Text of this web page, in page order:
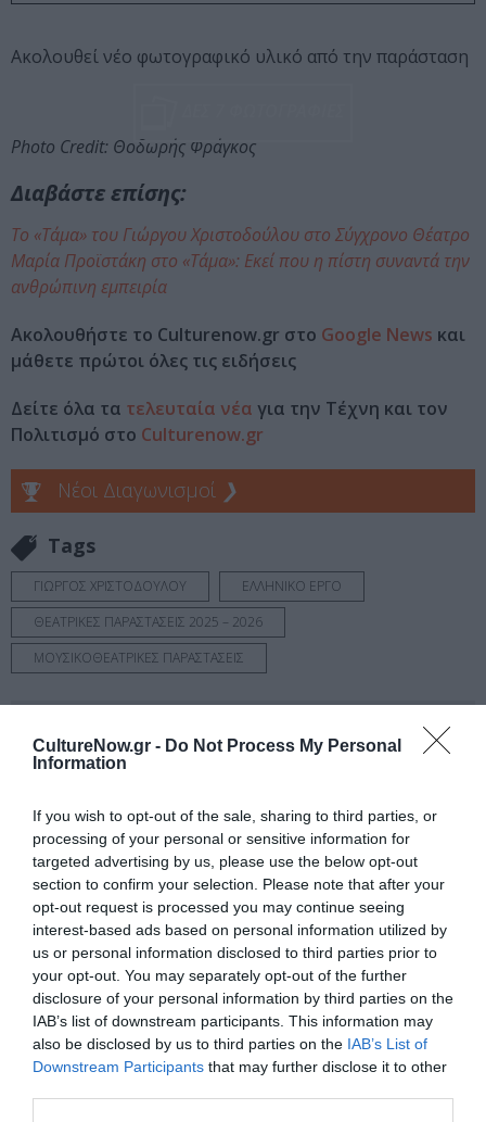
CultureNow.gr - Do Not Process My Personal
Information
If you wish to opt-out of the sale, sharing to third parties, or
processing of your personal or sensitive information for
targeted advertising by us, please use the below opt-out
section to confirm your selection. Please note that after your
opt-out request is processed you may continue seeing
interest-based ads based on personal information utilized by
us or personal information disclosed to third parties prior to
your opt-out. You may separately opt-out of the further
disclosure of your personal information by third parties on the
IAB’s list of downstream participants. This information may
also be disclosed by us to third parties on the IAB’s List of
Downstream Participants that may further disclose it to other
Ακολουθεί νέο φωτογραφικό υλικό από την παράσταση
Photo Credit: Θοδωρής Φράγκος
Διαβάστε επίσης:
Το «Τάμα» του Γιώργου Χριστοδούλου στο Σύγχρονο Θέατρο
Μαρία Προϊστάκη στο «Τάμα»: Εκεί που η πίστη συναντά την
ανθρώπινη εμπειρία
Ακολουθήστε το Culturenow.gr στο Google News και
μάθετε πρώτοι όλες τις ειδήσεις
Δείτε όλα τα τελευταία νέα για την Τέχνη και τον
Πολιτισμό στο Culturenow.gr
Νέοι Διαγωνισμοί ❯
Tags
ΓΙΩΡΓΟΣ ΧΡΙΣΤΟΔΟΥΛΟΥ
ΕΛΛΗΝΙΚΟ ΕΡΓΟ
ΘΕΑΤΡΙΚΕΣ ΠΑΡΑΣΤΑΣΕΙΣ 2025 – 2026
ΜΟΥΣΙΚΟΘΕΑΤΡΙΚΕΣ ΠΑΡΑΣΤΑΣΕΙΣ
Κάθε βδομάδα στο e-mail σας τα τελευταία νέα για
Ακολουθήστε το Culturenow.gr
Σχετικά Άρθρα